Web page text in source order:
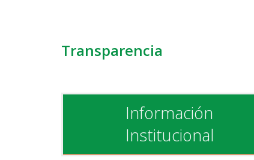
Transparencia
Información
Institucional